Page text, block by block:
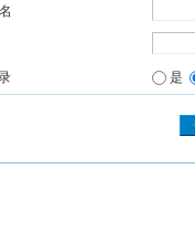
是